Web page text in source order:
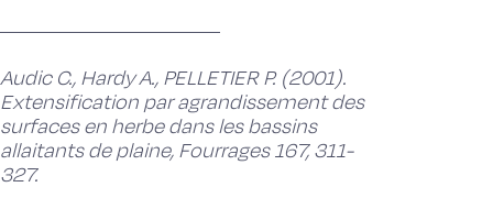
Audic C., Hardy A., PELLETIER P. (2001).
Extensification par agrandissement des
surfaces en herbe dans les bassins
allaitants de plaine, Fourrages 167, 311-
327.